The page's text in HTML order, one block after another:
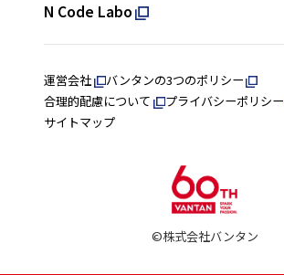
N Code Labo
運営会社
バンタンの3つのポリシー
合理的配慮について
プライバシーポリシー
サイトマップ
©株式会社バンタン